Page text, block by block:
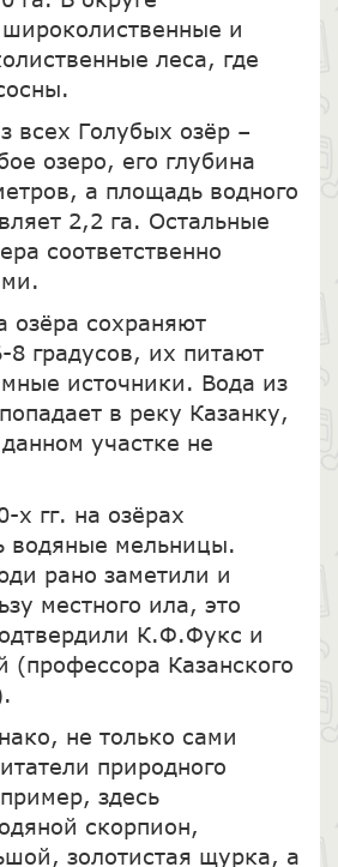
и
леса, где
всех Голубых озёр –
озеро, его глубина
а площадь водного
2,2 га. Остальные
соответственно
озёра сохраняют
8 градусов, их питают
источники. Вода из
в реку Казанку,
участке не
х гг. на озёрах
водяные мельницы.
рано заметили и
местного ила, это
К.Ф.Фукс и
Казанского
не только сами
природного
здесь
скорпион,
золотистая щурка, а